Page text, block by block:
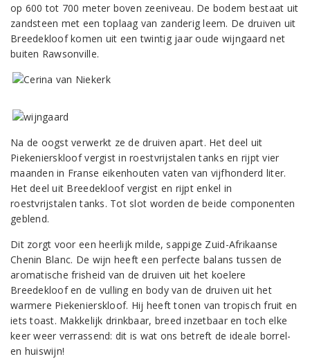
op 600 tot 700 meter boven zeeniveau. De bodem bestaat uit
zandsteen met een toplaag van zanderig leem. De druiven uit
Breedekloof komen uit een twintig jaar oude wijngaard net
buiten Rawsonville.
Na de oogst verwerkt ze de druiven apart. Het deel uit
Piekenierskloof vergist in roestvrijstalen tanks en rijpt vier
maanden in Franse eikenhouten vaten van vijfhonderd liter.
Het deel uit Breedekloof vergist en rijpt enkel in
roestvrijstalen tanks. Tot slot worden de beide componenten
geblend.
Dit zorgt voor een heerlijk milde, sappige Zuid-Afrikaanse
Chenin Blanc. De wijn heeft een perfecte balans tussen de
aromatische frisheid van de druiven uit het koelere
Breedekloof en de vulling en body van de druiven uit het
warmere Piekenierskloof. Hij heeft tonen van tropisch fruit en
iets toast. Makkelijk drinkbaar, breed inzetbaar en toch elke
keer weer verrassend: dit is wat ons betreft de ideale borrel-
en huiswijn!